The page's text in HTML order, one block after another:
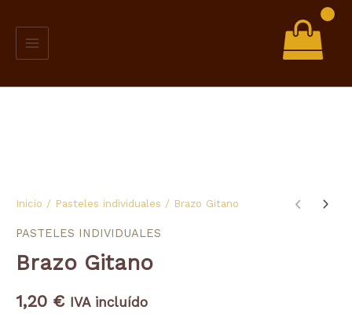
contenido
Inicio / Pasteles individuales / Brazo Gitano
PASTELES INDIVIDUALES
Brazo Gitano
1,20 € IVA incluído
Brazo